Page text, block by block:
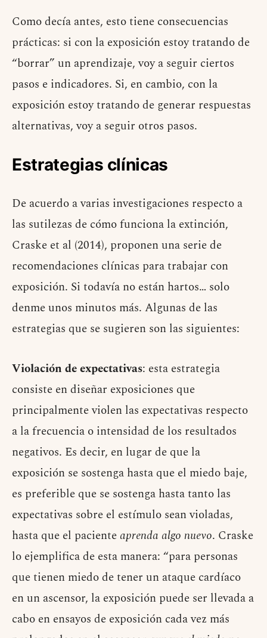
Como decía antes, esto tiene consecuencias
prácticas: si con la exposición estoy tratando de
“borrar” un aprendizaje, voy a seguir ciertos
pasos e indicadores. Si, en cambio, con la
exposición estoy tratando de generar respuestas
alternativas, voy a seguir otros pasos.
Estrategias clínicas
De acuerdo a varias investigaciones respecto a
las sutilezas de cómo funciona la extinción,
Craske et al (2014), proponen una serie de
recomendaciones clínicas para trabajar con
exposición. Si todavía no están hartos… solo
denme unos minutos más. Algunas de las
estrategias que se sugieren son las siguientes:
Violación de expectativas: esta estrategia
consiste en diseñar exposiciones que
principalmente violen las expectativas respecto
a la frecuencia o intensidad de los resultados
negativos. Es decir, en lugar de que la
exposición se sostenga hasta que el miedo baje,
es preferible que se sostenga hasta tanto las
expectativas sobre el estímulo sean violadas,
hasta que el paciente aprenda algo nuevo. Craske
lo ejemplifica de esta manera: “para personas
que tienen miedo de tener un ataque cardíaco
en un ascensor, la exposición puede ser llevada a
cabo en ensayos de exposición cada vez más